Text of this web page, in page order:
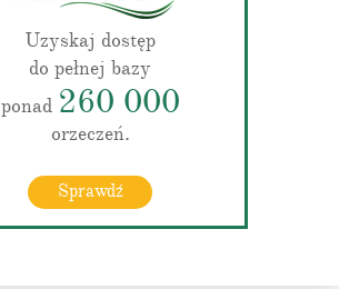
Uzyskaj dostęp
do pełnej bazy
ponad 260 000
orzeczeń.
Sprawdź